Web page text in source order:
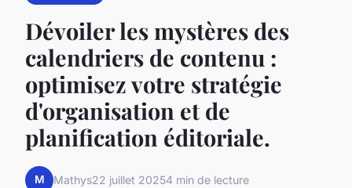
Dévoiler les mystères des
calendriers de contenu :
optimisez votre stratégie
d'organisation et de
planification éditoriale.
M Mathys22 juillet 20254 min de lecture